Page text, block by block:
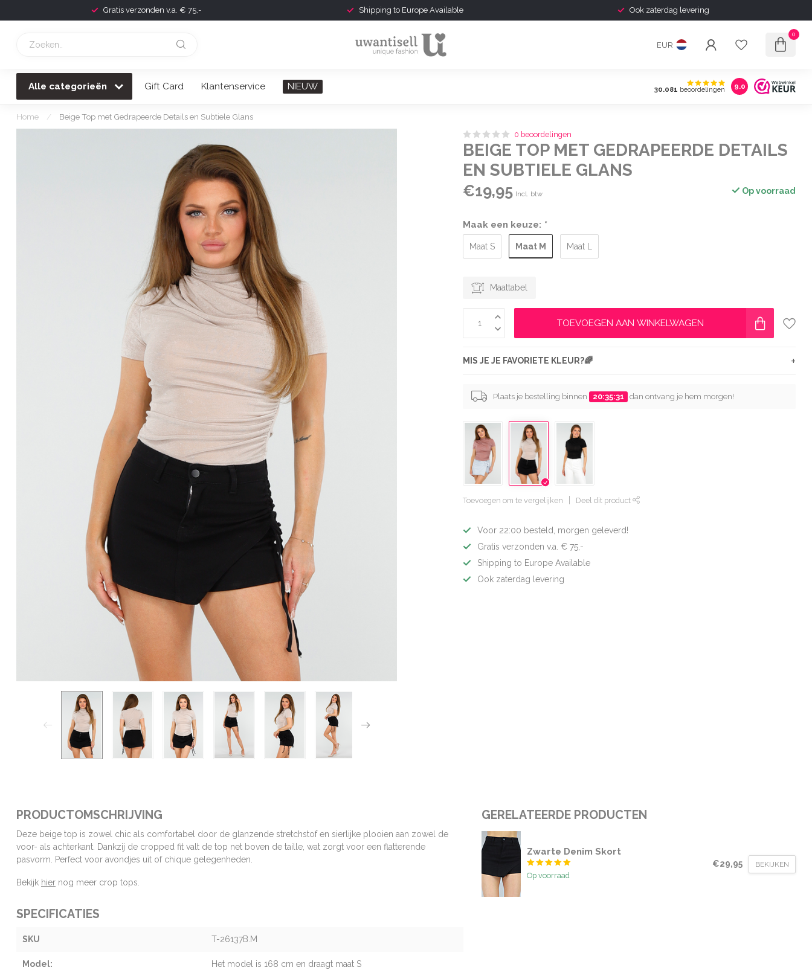
Gratis verzonden v.a. € 75,- Shipping to Europe Available Ook zaterdag levering
EUR
0
Alle categorieën Gift Card Klantenservice NIEUW 30.081 beoordelingen 9.0
Home / Beige Top met Gedrapeerde Details en Subtiele Glans
0 beoordelingen
BEIGE TOP MET GEDRAPEERDE DETAILS
EN SUBTIELE GLANS
€19,95 Incl. btw Op voorraad
Maak een keuze: *
Maat S Maat M Maat L
Maattabel
TOEVOEGEN AAN WINKELWAGEN
MIS JE JE FAVORIETE KLEUR?🌈 +
Plaats je bestelling binnen 20:35:29 dan ontvang je hem morgen!
Toevoegen om te vergelijken Deel dit product
Voor 22:00 besteld, morgen geleverd!
Gratis verzonden v.a. € 75,-
Shipping to Europe Available
Ook zaterdag levering
PRODUCTOMSCHRIJVING
Deze beige top is zowel chic als comfortabel door de glanzende stretchstof en sierlijke plooien aan zowel de
voor- als achterkant. Dankzij de cropped fit valt de top net boven de taille, wat zorgt voor een flatterende
pasvorm. Perfect voor avondjes uit of chique gelegenheden.
Bekijk hier nog meer crop tops.
SPECIFICATIES
SKU T-26137B.M
Model: Het model is 168 cm en draagt maat S
GERELATEERDE PRODUCTEN
Zwarte Denim Skort
Op voorraad
€29,95 BEKIJKEN